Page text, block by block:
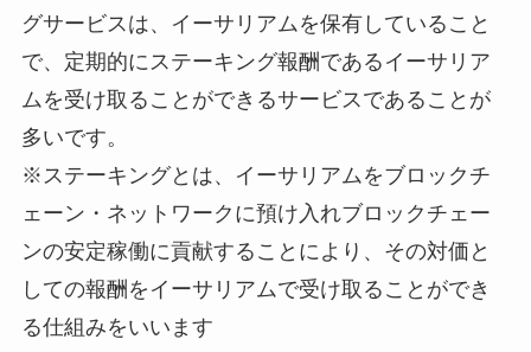
グサービスは、イーサリアムを保有していること
で、定期的にステーキング報酬であるイーサリア
ムを受け取ることができるサービスであることが
多いです。
※ステーキングとは、イーサリアムをブロックチ
ェーン・ネットワークに預け入れブロックチェー
ンの安定稼働に貢献することにより、その対価と
しての報酬をイーサリアムで受け取ることができ
る仕組みをいいます